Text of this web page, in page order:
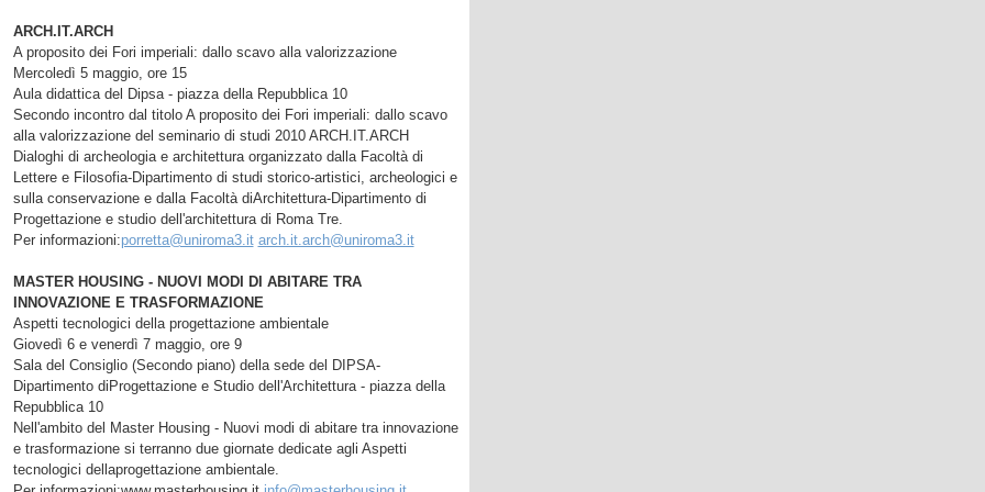
ARCH.IT.ARCH
A proposito dei Fori imperiali: dallo scavo alla valorizzazione
Mercoledì 5 maggio, ore 15
Aula didattica del Dipsa - piazza della Repubblica 10
Secondo incontro dal titolo A proposito dei Fori imperiali: dallo scavo
alla valorizzazione del seminario di studi 2010 ARCH.IT.ARCH
Dialoghi di archeologia e architettura organizzato dalla Facoltà di
Lettere e Filosofia-Dipartimento di studi storico-artistici, archeologici e
sulla conservazione e dalla Facoltà diArchitettura-Dipartimento di
Progettazione e studio dell'architettura di Roma Tre.
Per informazioni:porretta@uniroma3.it arch.it.arch@uniroma3.it
MASTER HOUSING - NUOVI MODI DI ABITARE TRA
INNOVAZIONE E TRASFORMAZIONE
Aspetti tecnologici della progettazione ambientale
Giovedì 6 e venerdì 7 maggio, ore 9
Sala del Consiglio (Secondo piano) della sede del DIPSA-
Dipartimento diProgettazione e Studio dell'Architettura - piazza della
Repubblica 10
Nell'ambito del Master Housing - Nuovi modi di abitare tra innovazione
e trasformazione si terranno due giornate dedicate agli Aspetti
tecnologici dellaprogettazione ambientale.